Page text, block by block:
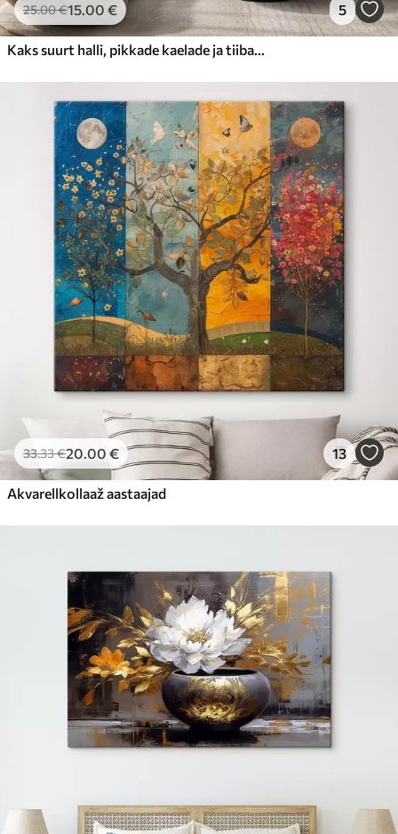
25.00€15.00 € 5
Kaks suurt halli, pikkade kaelade ja tiibadega kraanat, mis seisavad puudest ümbritsetud udujärves
33.33€20.00 € 13
Akvarellkollaaž aastaajad